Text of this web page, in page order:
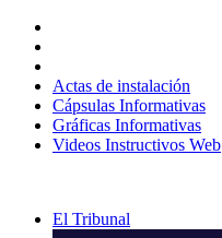
contenido
Actas de instalación
Cápsulas Informativas
Gráficas Informativas
Videos Instructivos Web
El Tribunal